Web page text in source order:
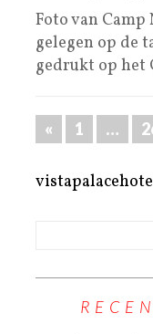
Foto van
gelegen op de
gedrukt op het
« 1 …